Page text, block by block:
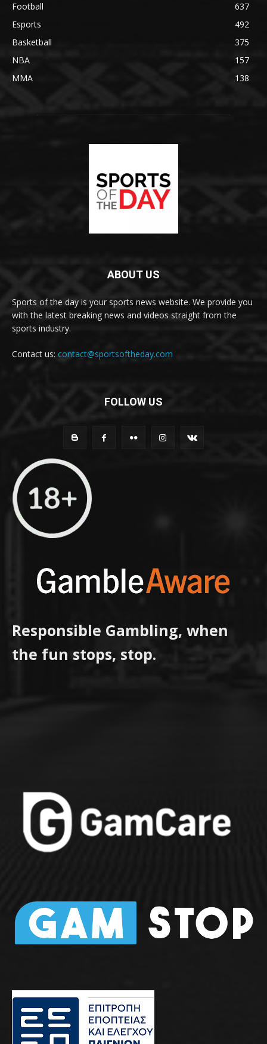
Football
637
Esports
492
Basketball
375
NBA
157
MMA
138
ABOUT US
Sports of the day is your sports news website. We provide you
with the latest breaking news and videos straight from the
sports industry.
Contact us: contact@sportsoftheday.com
FOLLOW US
Responsible Gambling, when
the fun stops, stop.